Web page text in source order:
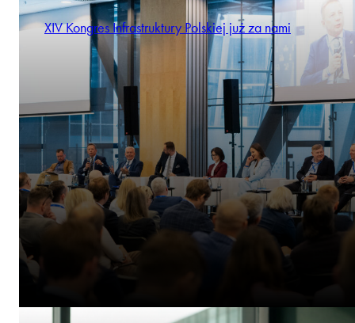
XIV Kongres Infrastruktury Polskiej już za nami